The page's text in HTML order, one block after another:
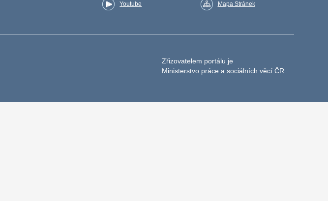
Youtube Mapa Stránek
Zřizovatelem portálu je
Ministerstvo práce a sociálních věcí ČR